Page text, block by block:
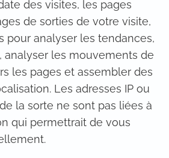
des visites, les pages
de sorties de votre visite,
pour analyser les tendances,
analyser les mouvements de
les pages et assembler des
Les adresses IP ou
la sorte ne sont pas liées à
qui permettrait de vous